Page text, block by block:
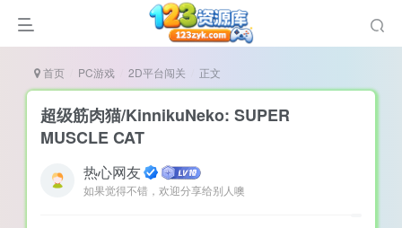
首页 PC游戏 2D平台闯关 正文
超级筋肉猫/KinnikuNeko: SUPER
MUSCLE CAT
热心网友
如果觉得不错，欢迎分享给别人噢